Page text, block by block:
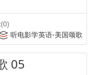
听电影学英语-美国颂歌
05